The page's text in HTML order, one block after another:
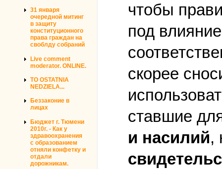
31 января
очередной митинг
в защиту
конституционного
права граждан на
своблду собраний
Live comment
moderator. ONLINE.
TO OSTATNIA
NEDZIELA...
Беззаконие в
лицах
Бюджет г. Тюмени
2010г. - Как у
здравоохранения
с образованием
отняли конфетку и
отдали
дорожникам.
чтобы
под
скорее
ставшие
и насилий,